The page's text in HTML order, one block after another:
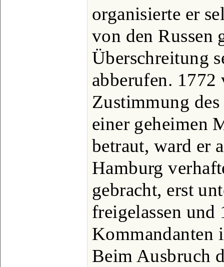
organisierte er
von den Russen
Überschreitung
abberufen.
Zustimmung
einer geheimen
betraut, ward er
Hamburg
gebracht, erst
freigelassen und
Kommandanten
Beim Ausbruch